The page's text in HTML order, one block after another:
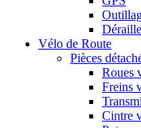
Vélo de Route
Pièces
Roues
Freins
Cintre